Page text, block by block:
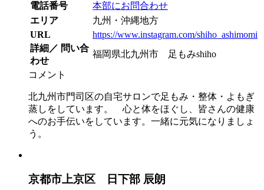
電話番号
本部にお問合わせ
エリア
九州・沖縄地方
URL
https://www.instagram.com/shiho_ashimomi
詳細／ 問い合
わせ
福岡県北九州市 足もみshiho
コメント
北九州市門司区の自宅サロンで足もみ・整体・よもぎ
蒸しをしています。 心と体をほぐし、皆さんの健康
へのお手伝いをしています。一緒に元気になりましょ
う。
京都市上京区 日下部 辰朗